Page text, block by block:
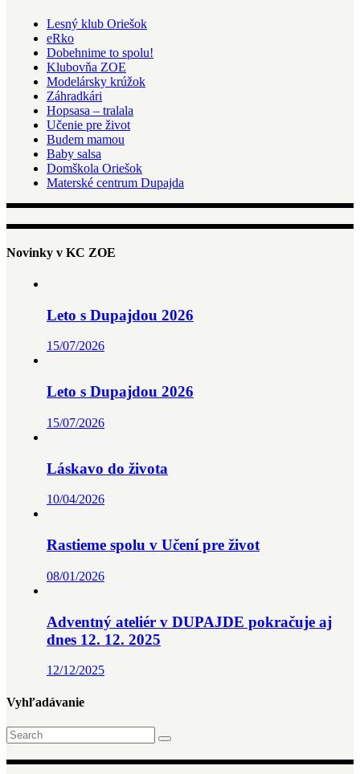
Lesný klub Oriešok
eRko
Dobehnime to spolu!
Klubovňa ZOE
Modelársky krúžok
Záhradkári
Hopsasa – tralala
Učenie pre život
Budem mamou
Baby salsa
Domškola Oriešok
Materské centrum Dupajda
Novinky v KC ZOE
Leto s Dupajdou 2026
15/07/2026
Leto s Dupajdou 2026
15/07/2026
Láskavo do života
10/04/2026
Rastieme spolu v Učení pre život
08/01/2026
Adventný ateliér v DUPAJDE pokračuje aj
dnes 12. 12. 2025
12/12/2025
Vyhľadávanie
Search
for: